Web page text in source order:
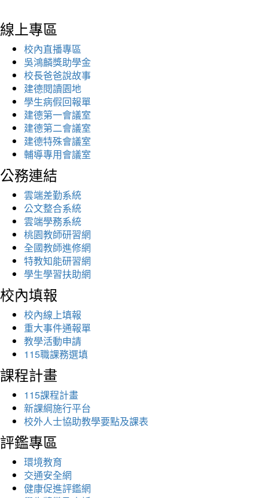
線上專區
校內直播專區
吳鴻麟獎助學金
校長爸爸說故事
建德閱讀園地
學生病假回報單
建德第一會議室
建德第二會議室
建德特殊會議室
輔導專用會議室
公務連結
雲端差勤系統
公文整合系統
雲端學務系統
桃園教師研習網
全國教師進修網
特教知能研習網
學生學習扶助網
校內填報
校內線上填報
重大事件通報單
教學活動申請
115職課務選填
課程計畫
115課程計畫
新課綱施行平台
校外人士協助教學要點及課表
評鑑專區
環境教育
交通安全網
健康促進評鑑網